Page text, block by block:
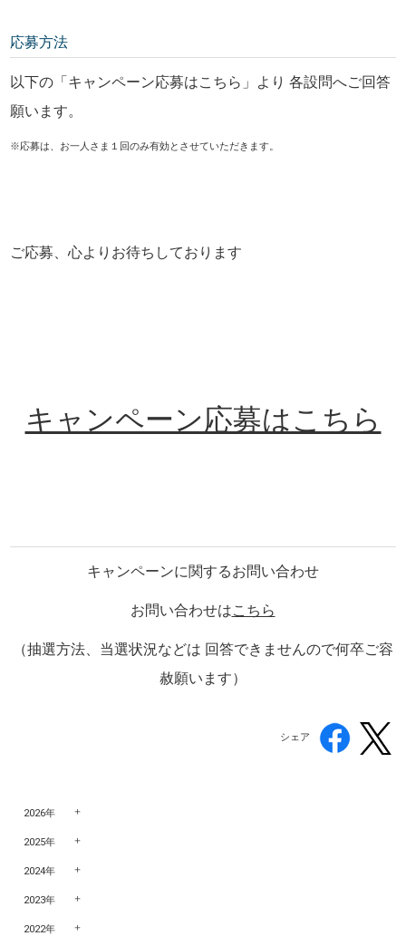
応募方法
以下の「キャンペーン応募はこちら」より 各設問へご回答
願います。
※応募は、お一人さま１回のみ有効とさせていただきます。
ご応募、心よりお待ちしております
キャンペーン応募はこちら
キャンペーンに関するお問い合わせ
お問い合わせはこちら
（抽選方法、当選状況などは 回答できませんので何卒ご容
赦願います）
シェア
2026年
2025年
2024年
2023年
2022年